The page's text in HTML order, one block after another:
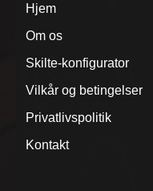
Hjem
Om os
Skilte-konfigurator
Vilkår og betingelser
Privatlivspolitik
Kontakt